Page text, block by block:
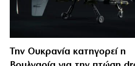
Την Ουκρανία κατηγορεί η